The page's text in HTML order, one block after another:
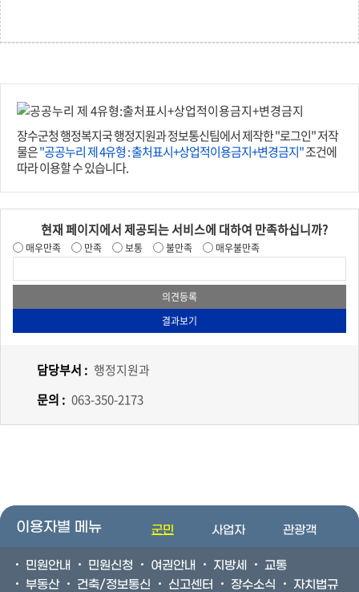
장수군청 행정복지국 행정지원과 정보통신팀에서 제작한 "로그인" 저작
물은"공공누리 제 4유형 : 출처표시+상업적이용금지+변경금지"조건에
따라 이용할 수 있습니다.
현재 페이지에서 제공되는 서비스에 대하여 만족하십니까?
매우만족 만족 보통 불만족 매우불만족
담당부서 : 행정지원과
문의 : 063-350-2173
이용자별 메뉴 군민 사업자 관광객
민원안내 민원신청 여권안내 지방세
교통
부동산
건축/정보통신 신고센터 장수소식 자치법규